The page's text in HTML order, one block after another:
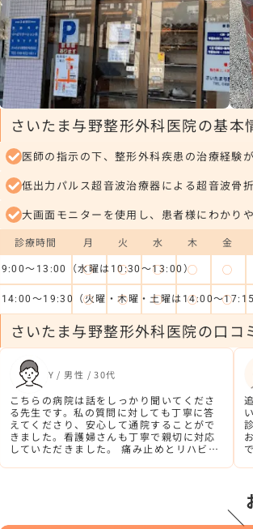
さいたま与野整形外科医院の基本
医師の指示の下、整形外科疾患の治療経験
低出力パルス超音波治療器による超音波骨
大画面モニターを使用し、患者様にわかり
診療時間 月 火 水 木 金
9:00～13:00（水曜は10:30～13:00）
◯ ◯ ◯ ◯ ◯
14:00～19:30（火曜・木曜・土曜は14:00～
◯ ◯ ◯ ◯ ◯
さいたま与野整形外科医院の口コ
Y / 男性 / 30代
こちらの病院は話をしっかり聞いてくださ
る先生です。私の質問に対しても丁寧に答
えてくださり、安心して通院することがで
きました。看護婦さんも丁寧で親切に対応
していただきました。 痛み止めとリハビリ
く改善しました。
＼